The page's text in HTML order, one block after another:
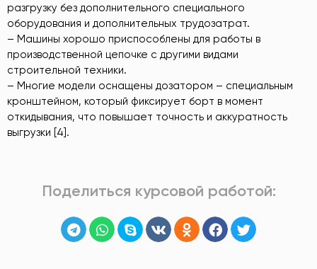
разгрузку без дополнительного специального
оборудования и дополнительных трудозатрат.
– Машины хорошо приспособлены для работы в
производственной цепочке с другими видами
строительной техники.
– Многие модели оснащены дозатором – специальным
кронштейном, который фиксирует борт в момент
откидывания, что повышает точность и аккуратность
выгрузки [4].
Поделиться курсовой работой: